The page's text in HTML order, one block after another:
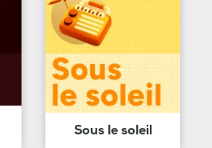
Sous le soleil